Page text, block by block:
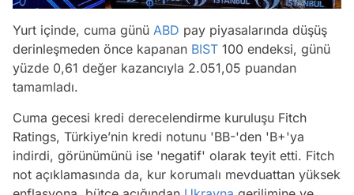
Yurt içinde, cuma günü ABD pay piyasalarında düşüş
derinleşmeden önce kapanan BIST 100 endeksi, günü
yüzde 0,61 değer kazancıyla 2.051,05 puandan
tamamladı.
Cuma gecesi kredi derecelendirme kuruluşu Fitch
Ratings, Türkiye’nin kredi notunu 'BB-'den 'B+'ya
indirdi, görünümünü ise 'negatif' olarak teyit etti. Fitch
not açıklamasında da, kur korumalı mevduattan yüksek